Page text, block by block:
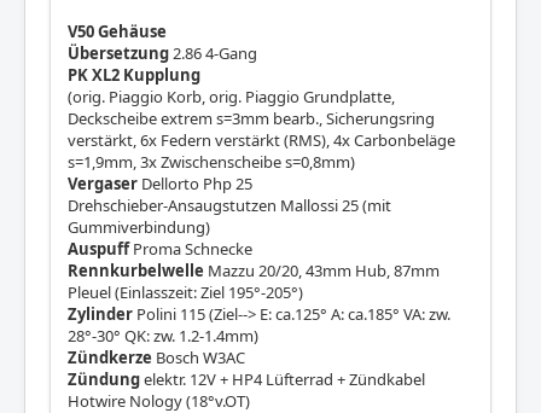
V50 Gehäuse
Übersetzung2.86 4-Gang
PK XL2 Kupplung
(orig. Piaggio Korb, orig. Piaggio Grundplatte,
Deckscheibe extrem s=3mm bearb., Sicherungsring
verstärkt, 6x Federn verstärkt (RMS), 4x Carbonbeläge
s=1,9mm, 3x Zwischenscheibe s=0,8mm)
Vergaser Dellorto Php 25
Drehschieber-Ansaugstutzen Mallossi 25 (mit
Gummiverbindung)
AuspuffProma Schnecke
Rennkurbelwelle Mazzu 20/20, 43mm Hub, 87mm
Pleuel (Einlasszeit: Ziel 195°-205°)
Zylinder Polini 115 (Ziel--> E: ca.125° A: ca.185° VA: zw.
28°-30° QK: zw. 1.2-1.4mm)
Zündkerze Bosch W3AC
Zündungelektr. 12V + HP4 Lüfterrad + Zündkabel
Hotwire Nology (18°v.OT)